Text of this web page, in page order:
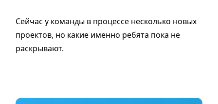
Сейчас у команды в процессе несколько новых
проектов, но какие именно ребята пока не
раскрывают.